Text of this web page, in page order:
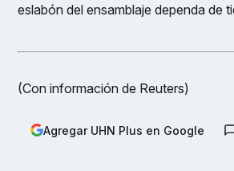
eslabón del ensamblaje dependa de
(Con información de Reuters)
Agregar UHN Plus en Google